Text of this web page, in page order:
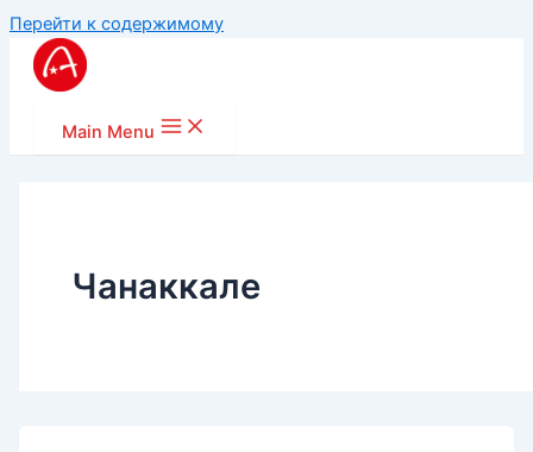
Перейти к содержимому
Main Menu
Чанаккале